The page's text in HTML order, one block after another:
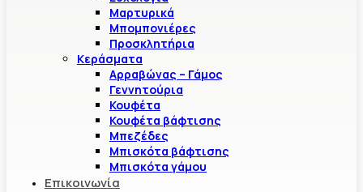
Μαρτυρικά
Μπομπονιέρες
Προσκλητήρια
Κεράσματα
Αρραβώνας – Γάμος
Γεννητούρια
Κουφέτα
Κουφέτα βάφτισης
Μπεζέδες
Μπισκότα βάφτισης
Μπισκότα γάμου
Επικοινωνία